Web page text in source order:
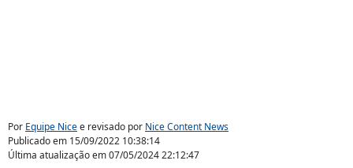
Por Equipe Nicee revisado por Nice Content News
Publicado em 15/09/2022 10:38:14
Última atualização em07/05/2024 22:12:47